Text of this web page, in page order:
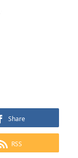
Share
RSS